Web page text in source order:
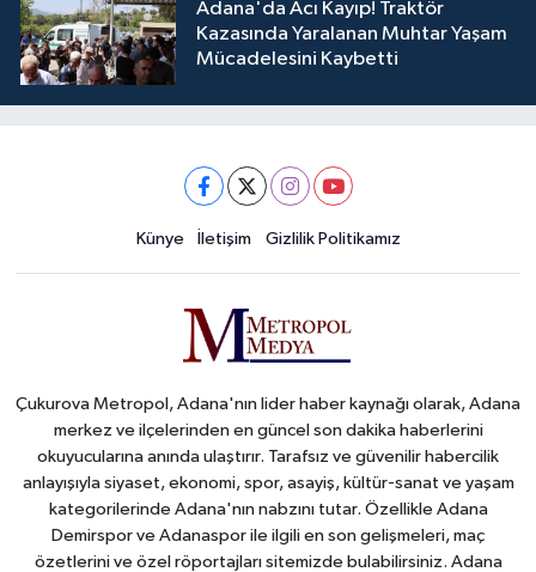
Adana'da Acı Kayıp! Traktör
Kazasında Yaralanan Muhtar Yaşam
Mücadelesini Kaybetti
Künye İletişim Gizlilik Politikamız
Çukurova Metropol, Adana'nın lider haber kaynağı olarak, Adana
merkez ve ilçelerinden en güncel son dakika haberlerini
okuyucularına anında ulaştırır. Tarafsız ve güvenilir habercilik
anlayışıyla siyaset, ekonomi, spor, asayiş, kültür-sanat ve yaşam
kategorilerinde Adana'nın nabzını tutar. Özellikle Adana
Demirspor ve Adanaspor ile ilgili en son gelişmeleri, maç
özetlerini ve özel röportajları sitemizde bulabilirsiniz. Adana